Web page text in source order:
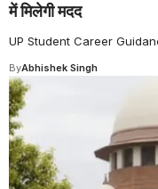
में मिलेगी मदद
UP Student Career
ByAbhishek Singh